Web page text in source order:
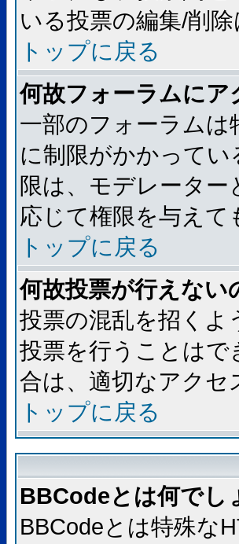
いる投票の編集/削
トップに戻る
何故フォーラムに
一部のフォーラム
に制限がかかって
限は、モデレータ
応じて権限を与え
トップに戻る
何故投票が行えない
投票の混乱を招くよ
投票を行うことはで
合は、適切なアクセ
トップに戻る
BBCodeとは何でし
BBCodeとは特殊な